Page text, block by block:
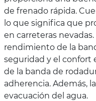
de frenado rápida.
lo que significa que
en carreteras
rendimiento de la
seguridad y el confort
de la banda de
adherencia. Además,
evacuación del agua.